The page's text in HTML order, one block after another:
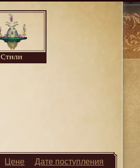
Стили
Цене Дате поступления